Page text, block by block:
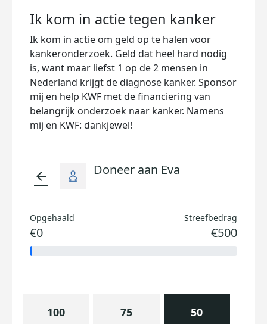
Ik kom in actie tegen kanker
Ik kom in actie om geld op te halen voor
kankeronderzoek. Geld dat heel hard nodig
is, want maar liefst 1 op de 2 mensen in
Nederland krijgt de diagnose kanker. Sponsor
mij en help KWF met de financiering van
belangrijk onderzoek naar kanker. Namens
mij en KWF: dankjewel!
arrow_back Doneer aan Eva
Opgehaald
€0
Streefbedrag
€500
100 75 50